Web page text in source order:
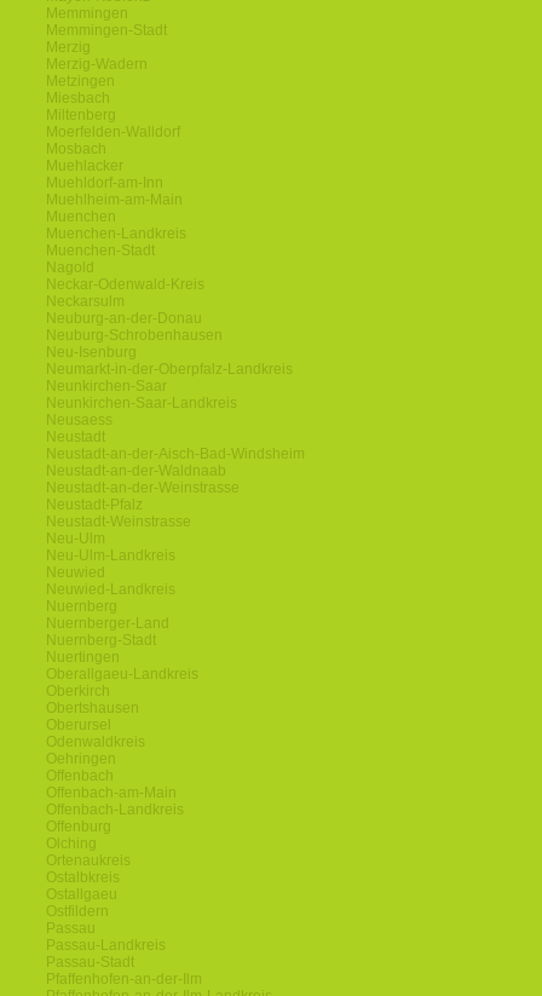
Memmingen
Memmingen-Stadt
Merzig
Merzig-Wadern
Metzingen
Miesbach
Miltenberg
Moerfelden-Walldorf
Mosbach
Muehlacker
Muehldorf-am-Inn
Muehlheim-am-Main
Muenchen
Muenchen-Landkreis
Muenchen-Stadt
Nagold
Neckar-Odenwald-Kreis
Neckarsulm
Neuburg-an-der-Donau
Neuburg-Schrobenhausen
Neu-Isenburg
Neumarkt-in-der-Oberpfalz-Landkreis
Neunkirchen-Saar
Neunkirchen-Saar-Landkreis
Neusaess
Neustadt
Neustadt-an-der-Aisch-Bad-Windsheim
Neustadt-an-der-Waldnaab
Neustadt-an-der-Weinstrasse
Neustadt-Pfalz
Neustadt-Weinstrasse
Neu-Ulm
Neu-Ulm-Landkreis
Neuwied
Neuwied-Landkreis
Nuernberg
Nuernberger-Land
Nuernberg-Stadt
Nuertingen
Oberallgaeu-Landkreis
Oberkirch
Obertshausen
Oberursel
Odenwaldkreis
Oehringen
Offenbach
Offenbach-am-Main
Offenbach-Landkreis
Offenburg
Olching
Ortenaukreis
Ostalbkreis
Ostallgaeu
Ostfildern
Passau
Passau-Landkreis
Passau-Stadt
Pfaffenhofen-an-der-Ilm